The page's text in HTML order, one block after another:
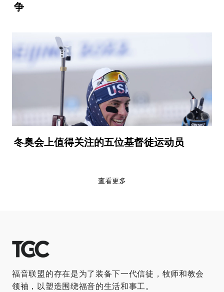
争
冬奥会上值得关注的五位基督徒运动员
查看更多
福音联盟的存在是为了装备下一代信徒，牧师和教会
领袖，以塑造围绕福音的生活和事工。